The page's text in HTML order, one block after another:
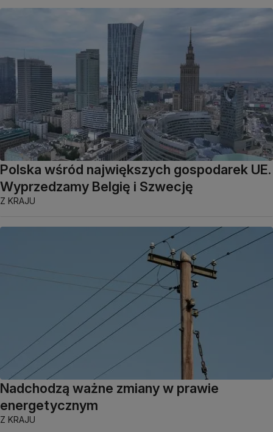
Polska wśród największych gospodarek UE.
Wyprzedzamy Belgię i Szwecję
Z KRAJU
Nadchodzą ważne zmiany w prawie
energetycznym
Z KRAJU